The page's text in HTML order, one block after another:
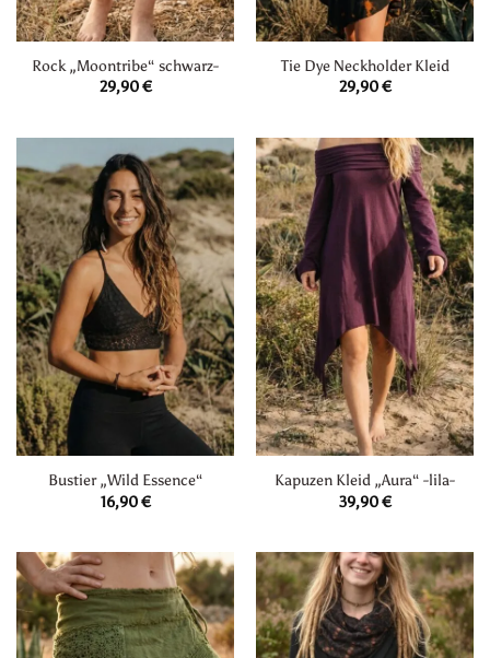
Rock „Moontribe“ schwarz-
29,90€
Tie Dye Neckholder Kleid
29,90€
Bustier „Wild Essence“
16,90€
Kapuzen Kleid „Aura“ -lila-
39,90€